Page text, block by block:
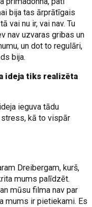
bija tas ārprātīgais
vai nu ir, vai nav. Tu
nav uzvaras gribas un
un dot to regulāri,
bija.
ideja tiks realizēta
ieguva tādu
kā to vispār
Dreibergam, kurš,
mums palīdzēt.
mūsu filma nav par
mums ir pietiekami. Es